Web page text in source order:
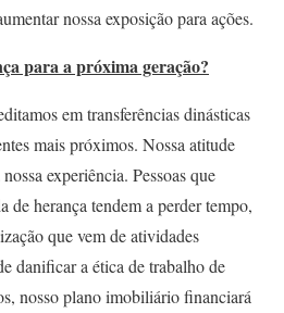
nossa exposição para ações.
para a próxima geração?
em transferências dinásticas
mais próximos. Nossa atitude
experiência. Pessoas que
de herança tendem a perder tempo,
que vem de atividades
danificar a ética de trabalho de
nosso plano imobiliário financiará